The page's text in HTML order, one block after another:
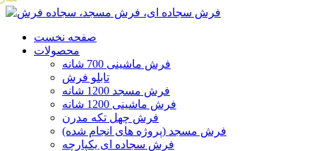
صفحه نخست
محصولات
فرش ماشینی 700 شانه
تابلو فرش
فرش مسجد 1200 شانه
فرش ماشینی 1200 شانه
فرش چهل تکه مدرن
فرش مسجد (پروژه های انجام شده)
فرش سجاده ای یکپارچه